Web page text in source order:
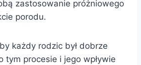
zastosowanie próżniowego
porodu.
każdy rodzic był dobrze
tym procesie i jego wpływie